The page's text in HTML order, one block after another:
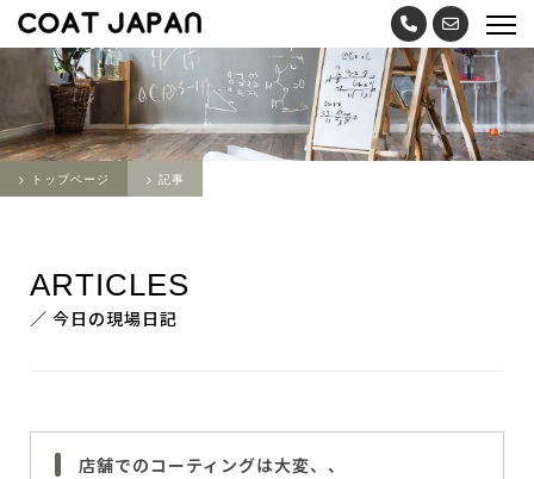
トップページ 記事
ARTICLES
／ 今日の現場日記
店舗でのコーティングは大変、、